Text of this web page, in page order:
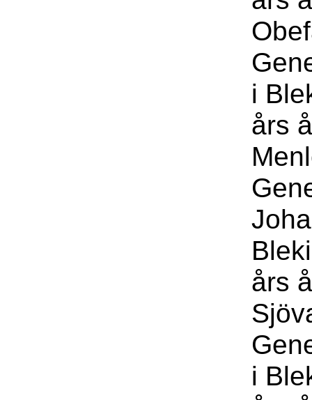
i
års
års
i